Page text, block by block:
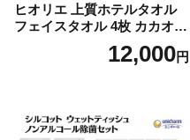
ヒオリエ 上質ホテルタオル
フェイスタオル 4枚 カカオ
【タオル 泉州タオル 吸水 普
段使い 無地 シンプル 日用品
12,000円